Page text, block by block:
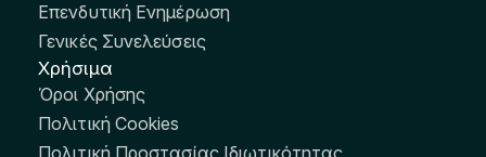
Επενδυτική Ενημέρωση
Γενικές Συνελεύσεις
Χρήσιμα
Όροι Χρήσης
Πολιτική Cookies
Πολιτική Προστασίας Ιδιωτικότητας